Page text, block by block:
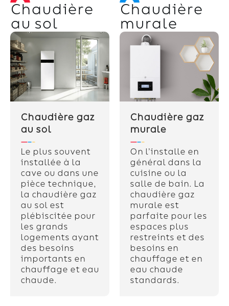
Chaudière
au sol
Chaudière gaz
au sol
Le plus souvent
installée à la
cave ou dans une
pièce technique,
la chaudière gaz
au sol est
plébiscitée pour
les grands
logements ayant
des besoins
importants en
chauffage et eau
chaude.
Chaudière
murale
Chaudière gaz
murale
On l’installe en
général dans la
cuisine ou la
salle de bain. La
chaudière gaz
murale est
parfaite pour les
espaces plus
restreints et des
besoins en
chauffage et en
eau chaude
standards.